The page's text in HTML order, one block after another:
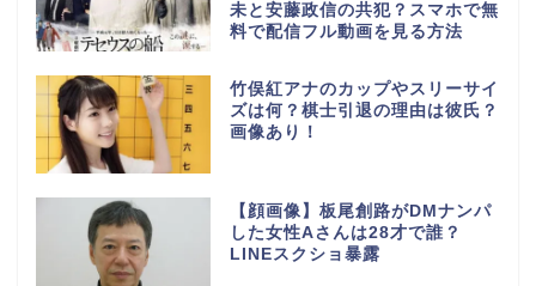
未と安藤政信の共犯？スマホで無
料で配信フル動画を見る方法
竹俣紅アナのカップやスリーサイ
ズは何？棋士引退の理由は彼氏？
画像あり！
【顔画像】板尾創路がDMナンパ
した女性Aさんは28才で誰？
LINEスクショ暴露